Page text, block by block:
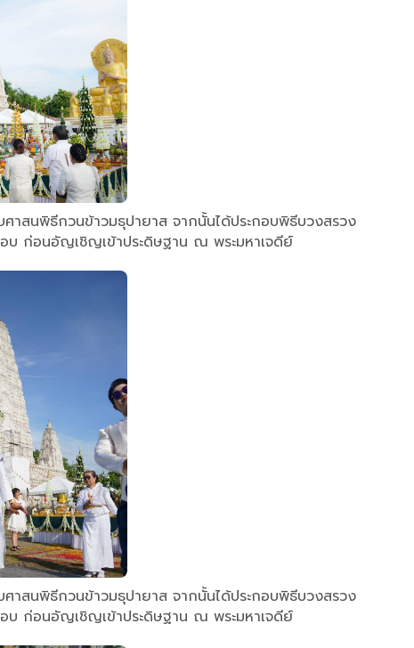
าสนพิธีกวนข้าวมธุปายาส จากนั้นได้ประกอบพิธีบวงสรวง
บ ก่อนอัญเชิญเข้าประดิษฐาน ณ พระมหาเจดีย์
าสนพิธีกวนข้าวมธุปายาส จากนั้นได้ประกอบพิธีบวงสรวง
บ ก่อนอัญเชิญเข้าประดิษฐาน ณ พระมหาเจดีย์